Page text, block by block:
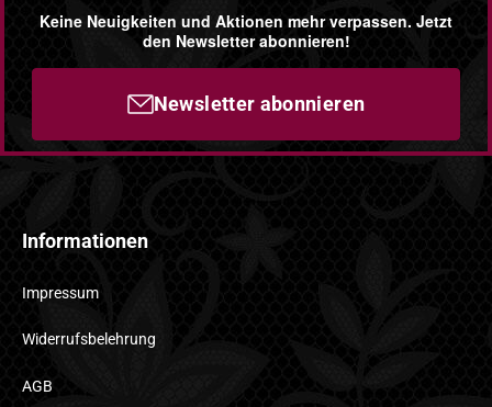
Keine Neuigkeiten und Aktionen mehr verpassen. Jetzt
den Newsletter abonnieren!
Newsletter abonnieren
Informationen
Impressum
Widerrufsbelehrung
AGB